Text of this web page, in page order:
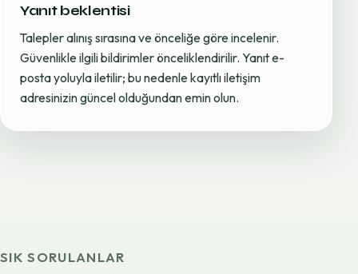
Yanıt beklentisi
Talepler alınış sırasına ve önceliğe göre incelenir.
Güvenlikle ilgili bildirimler önceliklendirilir. Yanıt e-
posta yoluyla iletilir; bu nedenle kayıtlı iletişim
adresinizin güncel olduğundan emin olun.
SIK SORULANLAR